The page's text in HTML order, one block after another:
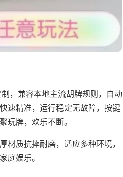
，兼容本地主流胡牌规则，自动
速精准，运行稳定无故障，按键
玩牌，欢乐不断。
质抗摔耐磨，适应多种环境，
庭娱乐。